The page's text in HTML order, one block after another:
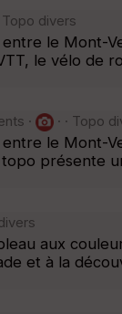
Topo divers
le Mont-
le vélo de
· · · Topo
le Mont-
présente
aux
et à la